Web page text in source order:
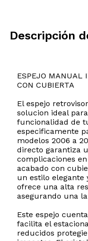
Descripción
ESPEJO MANUAL
CON CUBIERTA
El espejo
solucion ideal
funcionalidad de
especificamente
modelos 2006 a
directo garantiza
complicaciones
acabado con
un estilo elegante
ofrece una alta
asegurando una
Este espejo
facilita el
reducidos